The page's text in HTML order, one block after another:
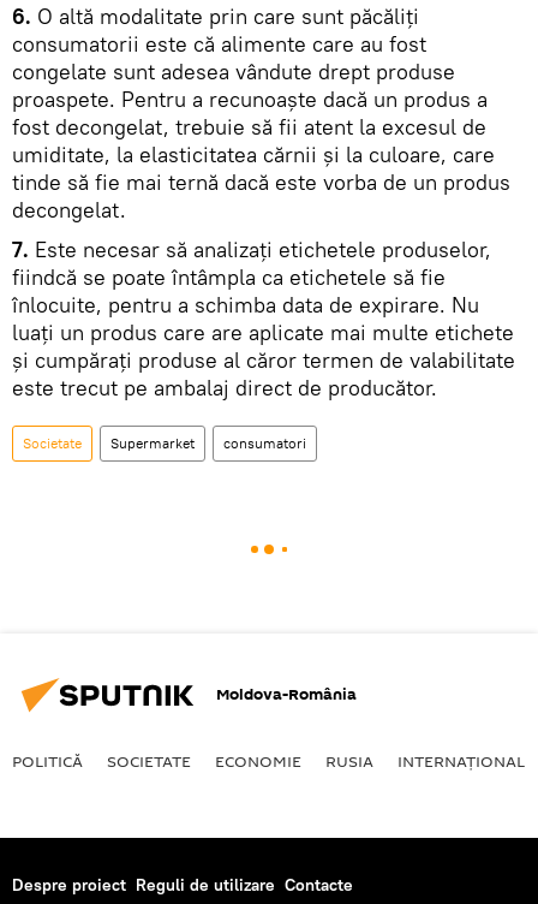
6. O altă modalitate prin care sunt păcăliţi
consumatorii este că alimente care au fost
congelate sunt adesea vândute drept produse
proaspete. Pentru a recunoaşte dacă un produs a
fost decongelat, trebuie să fii atent la excesul de
umiditate, la elasticitatea cărnii şi la culoare, care
tinde să fie mai ternă dacă este vorba de un produs
decongelat.
7. Este necesar să analizaţi etichetele produselor,
fiindcă se poate întâmpla ca etichetele să fie
înlocuite, pentru a schimba data de expirare. Nu
luaţi un produs care are aplicate mai multe etichete
şi cumpăraţi produse al căror termen de valabilitate
este trecut pe ambalaj direct de producător.
Societate Supermarket consumatori
Moldova-România
POLITICĂ SOCIETATE ECONOMIE RUSIA INTERNAŢIONAL
Despre proiect Reguli de utilizare Contacte